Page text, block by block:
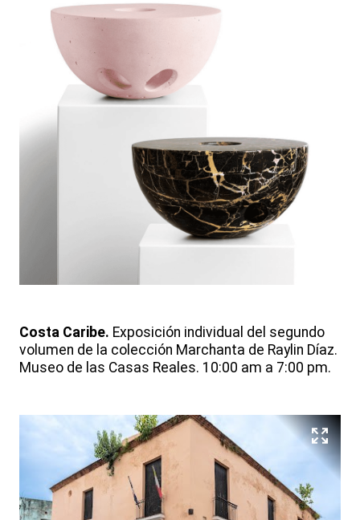
Costa Caribe. Exposición individual del segundo
volumen de la colección Marchanta de Raylin Díaz.
Museo de las Casas Reales. 10:00 am a 7:00 pm.